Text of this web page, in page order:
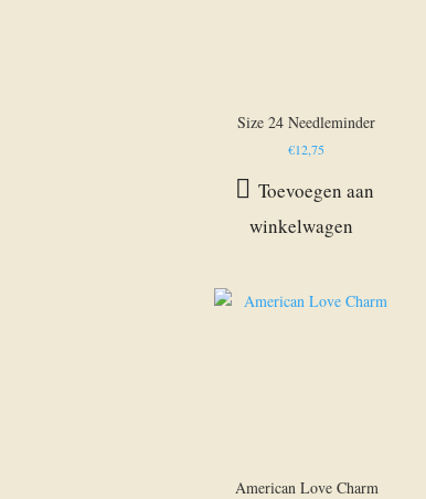
Size 24 Needleminder
€12,75
Toevoegen aan
winkelwagen
American Love Charm